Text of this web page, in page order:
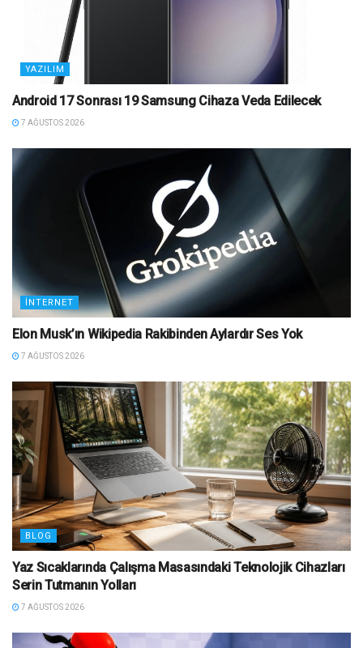
YAZILIM
Android 17 Sonrası 19 Samsung Cihaza Veda Edilecek
7 AĞUSTOS 2026
İNTERNET
Elon Musk’ın Wikipedia Rakibinden Aylardır Ses Yok
7 AĞUSTOS 2026
BLOG
Yaz Sıcaklarında Çalışma Masasındaki Teknolojik Cihazları
Serin Tutmanın Yolları
7 AĞUSTOS 2026